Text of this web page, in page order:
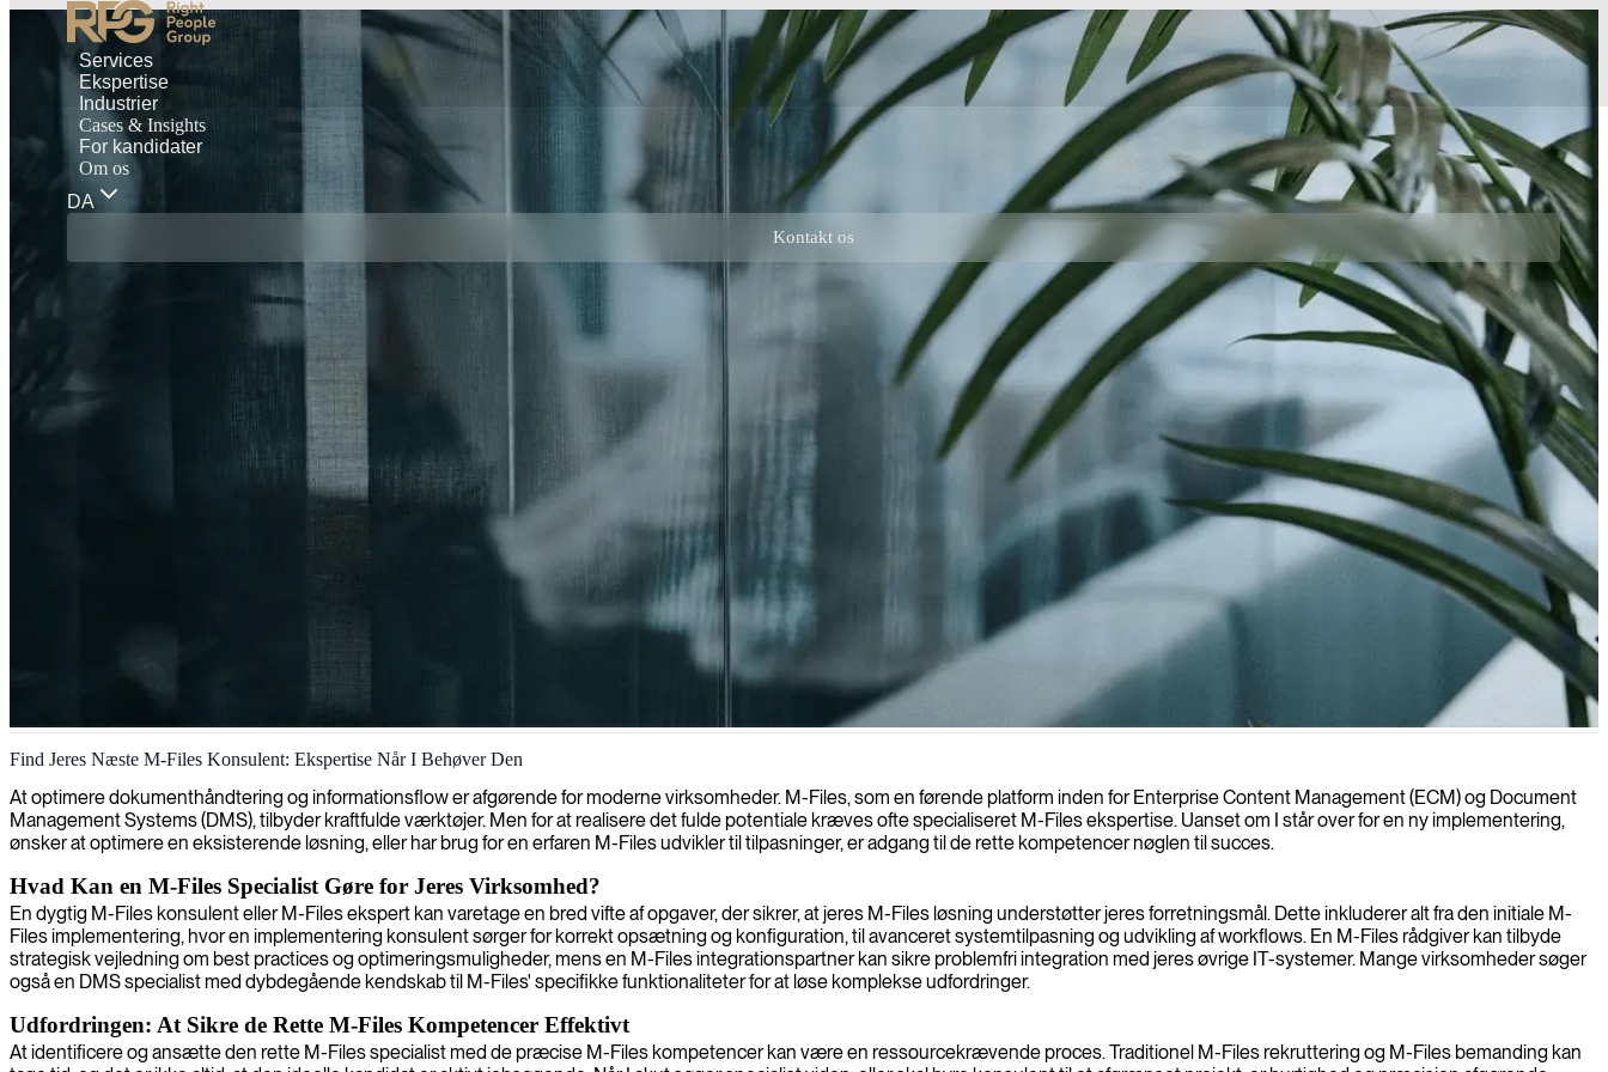
Services
Ekspertise
Industrier
Cases & Insights
For kandidater
Om os
DA
Kontakt os
M-Files-konsulent
Find Jeres Næste M-Files Konsulent: Ekspertise Når I Behøver Den
At optimere dokumenthåndtering og informationsflow er afgørende for moderne virksomheder. M-Files, som en førende platform inden for Enterprise Content Management (ECM) og Document
Management Systems (DMS), tilbyder kraftfulde værktøjer. Men for at realisere det fulde potentiale kræves ofte specialiseret M-Files ekspertise. Uanset om I står over for en ny implementering,
ønsker at optimere en eksisterende løsning, eller har brug for en erfaren M-Files udvikler til tilpasninger, er adgang til de rette kompetencer nøglen til succes.
Hvad Kan en M-Files Specialist Gøre for Jeres Virksomhed?
En dygtig M-Files konsulent eller M-Files ekspert kan varetage en bred vifte af opgaver, der sikrer, at jeres M-Files løsning understøtter jeres forretningsmål. Dette inkluderer alt fra den initiale M-
Files implementering, hvor en implementering konsulent sørger for korrekt opsætning og konfiguration, til avanceret systemtilpasning og udvikling af workflows. En M-Files rådgiver kan tilbyde
strategisk vejledning om best practices og optimeringsmuligheder, mens en M-Files integrationspartner kan sikre problemfri integration med jeres øvrige IT-systemer. Mange virksomheder søger
også en DMS specialist med dybdegående kendskab til M-Files' specifikke funktionaliteter for at løse komplekse udfordringer.
Udfordringen: At Sikre de Rette M-Files Kompetencer Effektivt
At identificere og ansætte den rette M-Files specialist med de præcise M-Files kompetencer kan være en ressourcekrævende proces. Traditionel M-Files rekruttering og M-Files bemanding kan